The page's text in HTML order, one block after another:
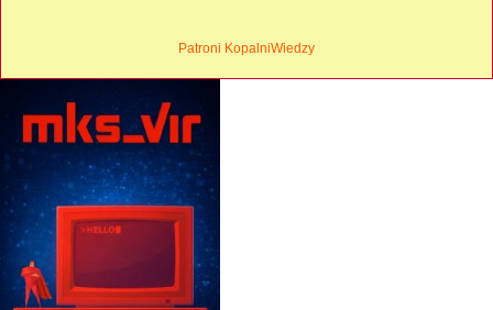
Patroni KopalniWiedzy